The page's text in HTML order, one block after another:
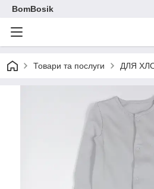
BomBosik
Товари та послуги ДЛЯ